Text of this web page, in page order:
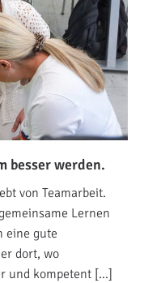
besser werden.
von Teamarbeit.
Lernen
eine gute
dort, wo
und kompetent […]